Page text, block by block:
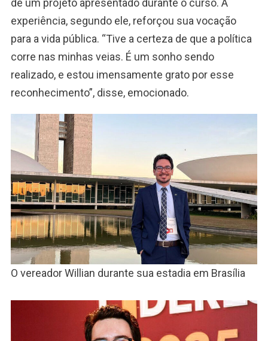
de um projeto apresentado durante o curso. A
experiência, segundo ele, reforçou sua vocação
para a vida pública. “Tive a certeza de que a política
corre nas minhas veias. É um sonho sendo
realizado, e estou imensamente grato por esse
reconhecimento”, disse, emocionado.
O vereador Willian durante sua estadia em Brasília